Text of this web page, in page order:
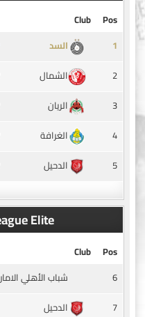
Pos
Club
1
السد
2
الشمال
3
الريان
4
الغرافة
5
الدحيل
Elite
Pos
Club
6
شباب الأهلي
7
الدحيل